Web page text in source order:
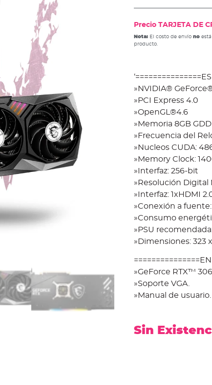
Precio TARJETA DE
Nota:El costo de envío noestá
producto.
»NVIDIA®
»PCI Express 4.0
»OpenGL®4.6
»Memoria 8GB
»Frecuencia del
»Nucleos CUDA:
»Memory Clock:
»Interfaz: 256-bit
»Resolución Digital
»Interfaz: 1xHDMI
»Conexión a
»Consumo
»PSU
»Dimensiones: 323
»GeForce RTX™
»Soporte VGA.
»Manual de usuario.
Sin